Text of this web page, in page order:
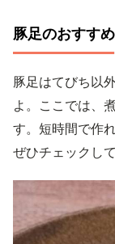
豚足のおすす
豚足はてびち以
よ。ここでは、
す。短時間で作
ぜひチェックし